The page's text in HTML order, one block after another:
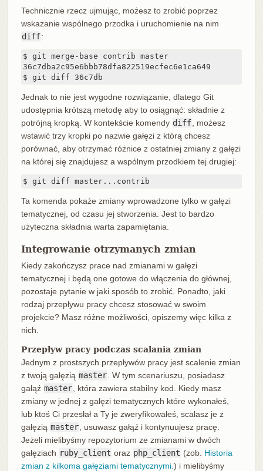
Technicznie rzecz ujmując, możesz to zrobić poprzez
wskazanie wspólnego przodka i uruchomienie na nim
diff:
$ git merge-base contrib master
36c7dba2c95e6bbb78dfa822519ecfec6e1ca649
$ git diff 36c7db
Jednak to nie jest wygodne rozwiązanie, dlatego Git
udostępnia krótszą metodę aby to osiągnąć: składnie z
potrójną kropką. W kontekście komendy diff , możesz
wstawić trzy kropki po nazwie gałęzi z którą chcesz
porównać, aby otrzymać różnice z ostatniej zmiany z gałęzi
na której się znajdujesz a wspólnym przodkiem tej drugiej:
$ git diff master...contrib
Ta komenda pokaże zmiany wprowadzone tylko w gałęzi
tematycznej, od czasu jej stworzenia. Jest to bardzo
użyteczna składnia warta zapamiętania.
Integrowanie otrzymanych zmian
Kiedy zakończysz prace nad zmianami w gałęzi
tematycznej i będą one gotowe do włączenia do głównej,
pozostaje pytanie w jaki sposób to zrobić. Ponadto, jaki
rodzaj przepływu pracy chcesz stosować w swoim
projekcie? Masz różne możliwości, opiszemy więc kilka z
nich.
Przepływ pracy podczas scalania zmian
Jednym z prostszych przepływów pracy jest scalenie zmian
z twoją gałęzią master . W tym scenariuszu, posiadasz
gałąź master , która zawiera stabilny kod. Kiedy masz
zmiany w jednej z gałęzi tematycznych które wykonałeś,
lub ktoś Ci przesłał a Ty je zweryfikowałeś, scalasz je z
gałęzią master , usuwasz gałąź i kontynuujesz pracę.
Jeżeli mielibyśmy repozytorium ze zmianami w dwóch
gałęziach ruby_client oraz php_client (zob. Historia
zmian z kilkoma gałęziami tematycznymi. ) i mielibyśmy